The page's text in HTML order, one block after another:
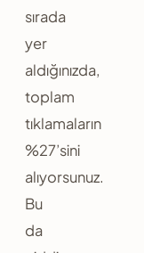
sırada
yer
aldığınızda,
toplam
tıklamaların
%27’sini
alıyorsunuz.
Bu
da